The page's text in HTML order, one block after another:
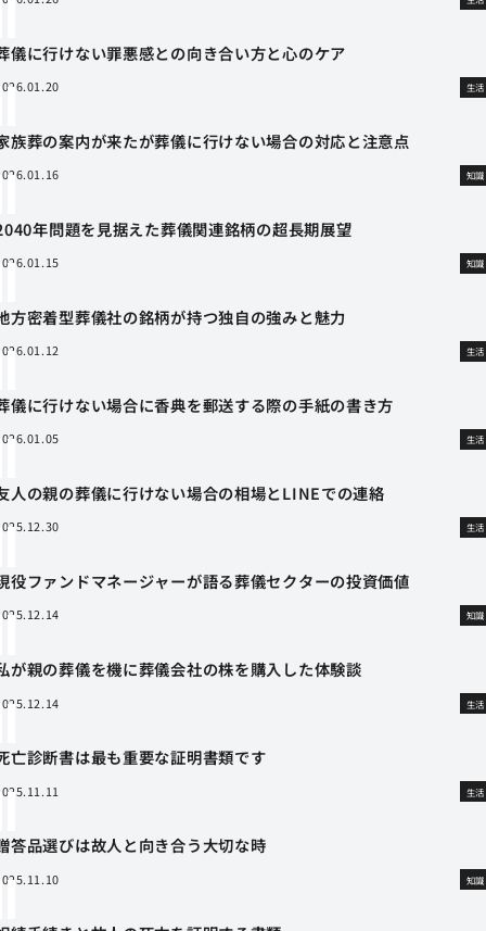
儀に行けない罪悪感との向き合い方と心のケア
生活
族葬の案内が来たが葬儀に行けない場合の対応と注意点
知識
年問題を見据えた葬儀関連銘柄の超長期展望
知識
方密着型葬儀社の銘柄が持つ独自の強みと魅力
生活
儀に行けない場合に香典を郵送する際の手紙の書き方
生活
人の親の葬儀に行けない場合の相場とLINEでの連絡
生活
役ファンドマネージャーが語る葬儀セクターの投資価値
知識
が親の葬儀を機に葬儀会社の株を購入した体験談
生活
亡診断書は最も重要な証明書類です
生活
答品選びは故人と向き合う大切な時
知識